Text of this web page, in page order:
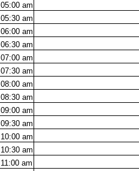
05:00 am
05:30 am
06:00 am
06:30 am
07:00 am
07:30 am
08:00 am
08:30 am
09:00 am
09:30 am
10:00 am
10:30 am
11:00 am